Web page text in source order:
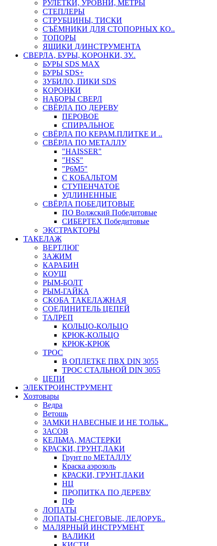
РУЛЕТКИ, УРОВНИ, МЕТРЫ
СТЕПЛЕРЫ
СТРУБЦИНЫ, ТИСКИ
СЪЁМНИКИ ДЛЯ СТОПОРНЫХ КО..
ТОПОРЫ
ЯЩИКИ Д/ИНСТРУМЕНТА
СВЕРЛА, БУРЫ, КОРОНКИ, ЗУ..
БУРЫ SDS MAX
БУРЫ SDS+
ЗУБИЛО, ПИКИ SDS
КОРОНКИ
НАБОРЫ СВЕРЛ
СВЁРЛА ПО ДЕРЕВУ
ПЕРОВОЕ
СПИРАЛЬНОЕ
СВЁРЛА ПО КЕРАМ.ПЛИТКЕ И ..
СВЁРЛА ПО МЕТАЛЛУ
"HAISSER"
"HSS"
"Р6М5"
С КОБАЛЬТОМ
СТУПЕНЧАТОЕ
УДЛИНЕННЫЕ
СВЁРЛА ПОБЕДИТОВЫЕ
ПО Волжский Победитовые
СИБЕРТЕХ Победитовые
ЭКСТРАКТОРЫ
ТАКЕЛАЖ
ВЕРТЛЮГ
ЗАЖИМ
КАРАБИН
КОУШ
РЫМ-БОЛТ
РЫМ-ГАЙКА
СКОБА ТАКЕЛАЖНАЯ
СОЕДИНИТЕЛЬ ЦЕПЕЙ
ТАЛРЕП
КОЛЬЦО-КОЛЬЦО
КРЮК-КОЛЬЦО
КРЮК-КРЮК
ТРОС
В ОПЛЕТКЕ ПВХ DIN 3055
ТРОС СТАЛЬНОЙ DIN 3055
ЦЕПИ
ЭЛЕКТРОИНСТРУМЕНТ
Хозтовары
Ведра
Ветошь
ЗАМКИ НАВЕСНЫЕ И НЕ ТОЛЬК..
ЗАСОВ
КЕЛЬМА, МАСТЕРКИ
КРАСКИ, ГРУНТ,ЛАКИ
Грунт по МЕТАЛЛУ
Краска аэрозоль
КРАСКИ, ГРУНТ,ЛАКИ
НЦ
ПРОПИТКА ПО ДЕРЕВУ
ПФ
ЛОПАТЫ
ЛОПАТЫ-СНЕГОВЫЕ, ЛЕДОРУБ..
МАЛЯРНЫЙ ИНСТРУМЕНТ
ВАЛИКИ